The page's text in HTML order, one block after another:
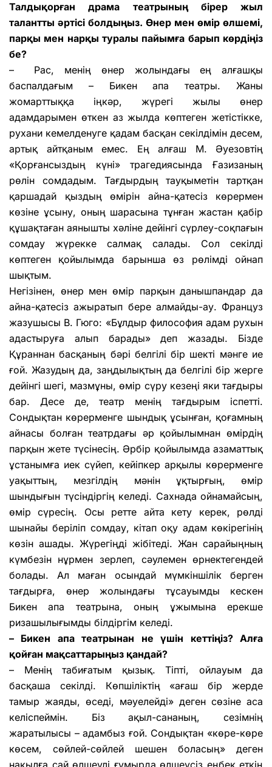
Талдықорған драма театрының бірер жыл
талантты әртісі болдыңыз. Өнер мен өмір өлшемі,
парқы мен нарқы туралы пайымға барып көрдіңіз
бе?
– Рас, менің өнер жолындағы ең алғашқы
баспалдағым – Бикен апа театры. Жаны
жомарттыққа іңкәр, жүрегі жылы өнер
адамдарымен өткен аз жылда көптеген жетістікке,
рухани кемелденуге қадам басқан секілдімін десем,
артық айтқаным емес. Ең алғаш М. Әуезовтің
«Қорғансыздың күні» трагедиясында Ғазизаның
рөлін сомдадым. Тағдырдың тауқыметін тартқан
қаршадай қыздың өмірін айна-қатесіз көрермен
көзіне ұсыну, оның шарасына тұнған жастан қабір
құшақтаған аянышты хәліне дейінгі сүрлеу-соқпағын
сомдау жүрекке салмақ салады. Сол секілді
көптеген қойылымда барынша өз рөлімді ойнап
шықтым.
Негізінен, өнер мен өмір парқын данышпандар да
айна-қатесіз ажыратып бере алмайды-ау. Француз
жазушысы В. Гюго: «Бұлдыр философия адам рухын
адастыруға алып барады» деп жазады. Бізде
Құраннан басқаның бәрі белгілі бір шекті мәнге ие
ғой. Жазудың да, заңдылықтың да белгілі бір жерге
дейінгі шегі, мазмұны, өмір сүру кезеңі яки тағдыры
бар. Десе де, театр менің тағдырым іспетті.
Сондықтан көрерменге шындық ұсынған, қоғамның
айнасы болған театрдағы әр қойылымнан өмірдің
парқын жете түсінесің. Әрбір қойылымда азаматтық
ұстанымға иек сүйеп, кейіпкер арқылы көрерменге
уақыттың, мезгілдің мәнін ұқтырғың, өмір
шындығын түсіндіргің келеді. Сахнада ойнамайсың,
өмір сүресің. Осы ретте айта кету керек, рөлді
шынайы беріліп сомдау, кітап оқу адам көкірегінің
көзін ашады. Жүрегіңді жібітеді. Жан сарайыңның
күмбезін нұрмен зерлеп, сәулемен өрнектегендей
болады. Ал маған осындай мүмкіншілік берген
тағдырға, өнер жолындағы тұсауымды кескен
Бикен апа театрына, оның ұжымына ерекше
ризашылығымды білдіргім келеді.
– Бикен апа театрынан не үшін кеттіңіз? Алға
қойған мақсаттарыңыз қандай?
– Менің табиғатым қызық. Тіпті, ойлауым да
басқаша секілді. Көпшіліктің «ағаш бір жерде
тамыр жаяды, өседі, мәуелейді» деген сөзіне аса
келіспеймін. Біз ақыл-сананың, сезімнің
жаратылысы – адамбыз ғой. Сондықтан «көре-көре
көсем, сөйлей-сөйлей шешен боласың» деген